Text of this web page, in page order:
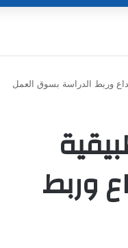
وربط